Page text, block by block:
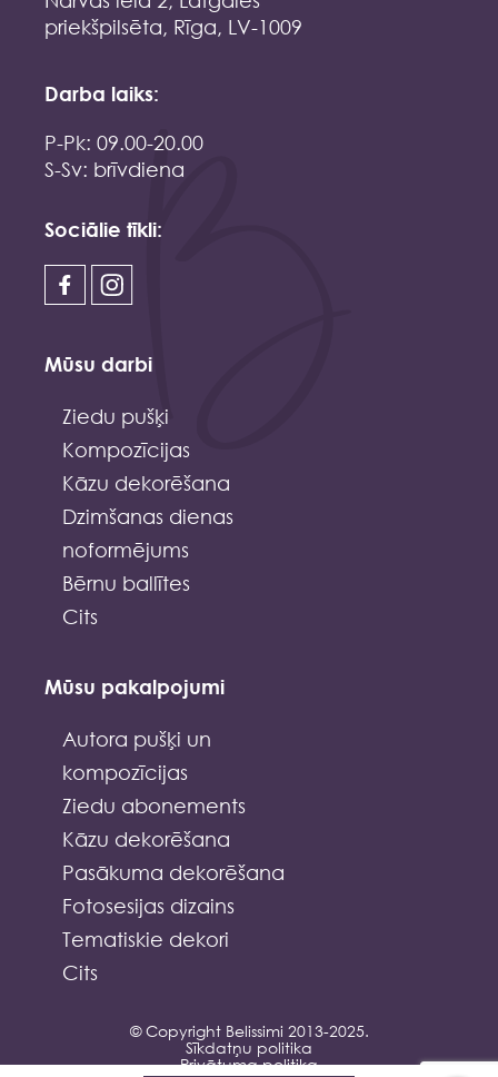
priekšpilsēta, Rīga, LV-1009
Darba laiks:
P-Pk: 09.00-20.00
S-Sv: brīvdiena
Sociālie tīkli:
Mūsu darbi
Ziedu pušķi
Kompozīcijas
Kāzu dekorēšana
Dzimšanas dienas
noformējums
Bērnu ballītes
Cits
Mūsu pakalpojumi
Autora pušķi un
kompozīcijas
Ziedu abonements
Kāzu dekorēšana
Pasākuma dekorēšana
Fotosesijas dizains
Tematiskie dekori
Cits
© Copyright Belissimi 2013-2025.
Sīkdatņu politika
Privātuma politika